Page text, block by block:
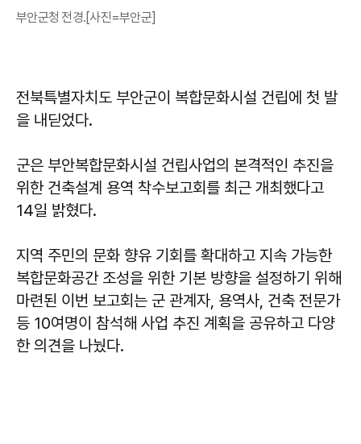
부안군청 전경.[사진=부안군]
전북특별자치도 부안군이 복합문화시설 건립에 첫 발
을 내딛었다.
군은 부안복합문화시설 건립사업의 본격적인 추진을
위한 건축설계 용역 착수보고회를 최근 개최했다고
14일 밝혔다.
지역 주민의 문화 향유 기회를 확대하고 지속 가능한
복합문화공간 조성을 위한 기본 방향을 설정하기 위해
마련된 이번 보고회는 군 관계자, 용역사, 건축 전문가
등 10여명이 참석해 사업 추진 계획을 공유하고 다양
한 의견을 나눴다.